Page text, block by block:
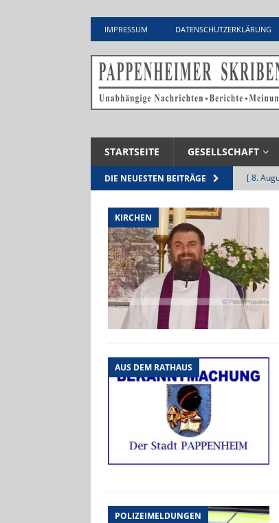
IMPRESSUM DATENSCHUTZERKLÄRUNG
STARTSEITE GESELLSCHAFT
DIE NEUESTEN BEITRÄGE [ 8.
[ 7.
[ 5.
[ 5.
[ 4.
[ 9.
KIRCHEN
AUS DEM RATHAUS
POLIZEIMELDUNGEN